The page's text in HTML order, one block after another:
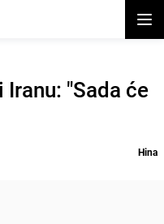
"Sada će
Hina